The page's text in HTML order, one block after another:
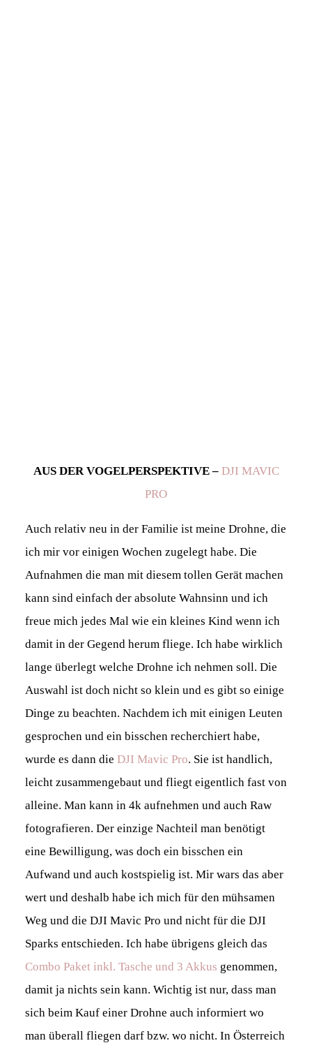
AUS DER VOGELPERSPEKTIVE – DJI MAVIC
PRO
Auch relativ neu in der Familie ist meine Drohne, die
ich mir vor einigen Wochen zugelegt habe. Die
Aufnahmen die man mit diesem tollen Gerät machen
kann sind einfach der absolute Wahnsinn und ich
freue mich jedes Mal wie ein kleines Kind wenn ich
damit in der Gegend herum fliege. Ich habe wirklich
lange überlegt welche Drohne ich nehmen soll. Die
Auswahl ist doch nicht so klein und es gibt so einige
Dinge zu beachten. Nachdem ich mit einigen Leuten
gesprochen und ein bisschen recherchiert habe,
wurde es dann die DJI Mavic Pro. Sie ist handlich,
leicht zusammengebaut und fliegt eigentlich fast von
alleine. Man kann in 4k aufnehmen und auch Raw
fotografieren. Der einzige Nachteil man benötigt
eine Bewilligung, was doch ein bisschen ein
Aufwand und auch kostspielig ist. Mir wars das aber
wert und deshalb habe ich mich für den mühsamen
Weg und die DJI Mavic Pro und nicht für die DJI
Sparks entschieden. Ich habe übrigens gleich das
Combo Paket inkl. Tasche und 3 Akkus genommen,
damit ja nichts sein kann. Wichtig ist nur, dass man
sich beim Kauf einer Drohne auch informiert wo
man überall fliegen darf bzw. wo nicht. In Österreich